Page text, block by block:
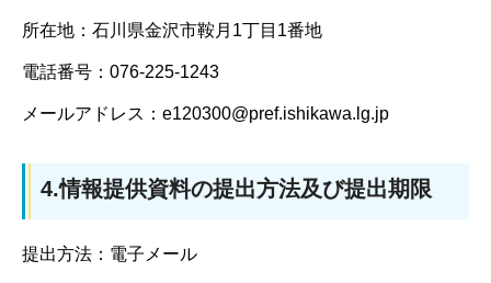
所在地：石川県金沢市鞍月1丁目1番地
電話番号：076-225-1243
メールアドレス：e120300@pref.ishikawa.lg.jp
4.情報提供資料の提出方法及び提出期限
提出方法：電子メール